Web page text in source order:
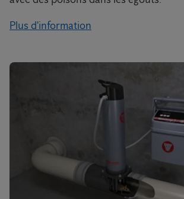
Plus d'information